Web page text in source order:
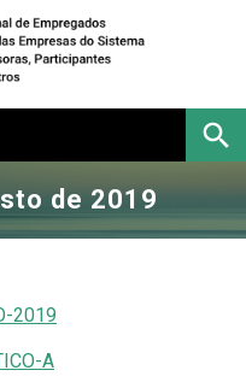
Buscar
de 2019
2019
A